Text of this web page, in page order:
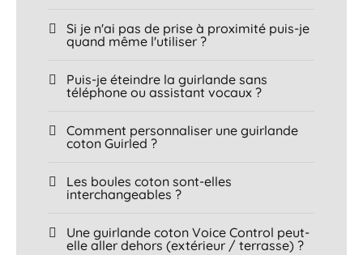
Si je n'ai pas de prise à proximité puis-je
quand même l'utiliser ?
Puis-je éteindre la guirlande sans
téléphone ou assistant vocaux ?
Comment personnaliser une guirlande
coton Guirled ?
Les boules coton sont-elles
interchangeables ?
Une guirlande coton Voice Control peut-
elle aller dehors (extérieur / terrasse) ?